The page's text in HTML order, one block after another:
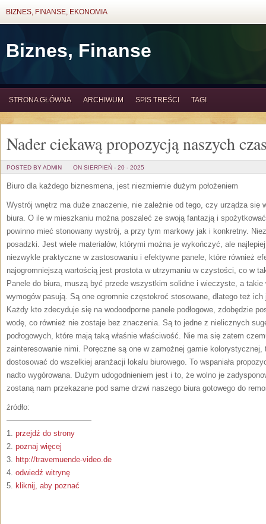
BIZNES, FINANSE, EKONOMIA
Biznes, Finanse
STRONA GŁÓWNA ARCHIWUM SPIS TREŚCI TAGI
Nader ciekawą propozycją naszych
POSTED BY ADMIN ON SIERPIEŃ - 20 - 2025
Biuro dla każdego biznesmena, jest niezmiernie dużym położeniem
Wystrój wnętrz ma duże znaczenie, nie zależnie od tego, czy urządza się
biura. O ile w mieszkaniu można poszaleć ze swoją fantazją i
powinno mieć stonowany wystrój, a przy tym markowy jak i konkretny.
posadzki. Jest wiele materiałów, którymi można je wykończyć, ale
niezwykle praktyczne w zastosowaniu i efektywne panele, które również
najogromniejszą wartością jest prostota w utrzymaniu w czystości, co w
Panele do biura, muszą być przede wszystkim solidne i wieczyste, a takie
wymogów pasują. Są one ogromnie częstokroć stosowane, dlatego też
Każdy kto zdecyduje się na wodoodporne panele podłogowe, zdobędzie
wodę, co również nie zostaje bez znaczenia. Są to jedne z nielicznych
podłogowych, które mają taką właśnie właściwość. Nie ma się zatem
zainteresowanie nimi. Poręczne są one w zamożnej gamie
dostosować do wszelkiej aranżacji lokalu biurowego. To wspaniała
nadto wygórowana. Dużym udogodnieniem jest i to, że wolno je
zostaną nam przekazane pod same drzwi naszego biura gotowego do
źródło:
———————————
1. przejdź do strony
2. poznaj więcej
3. http://travemuende-video.de
4. odwiedź witrynę
5. kliknij, aby poznać